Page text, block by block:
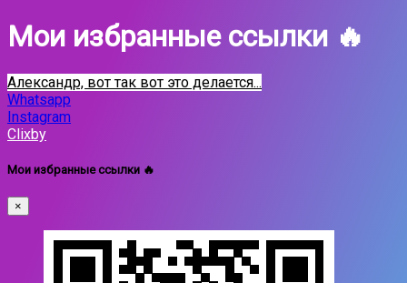
Мои избранные ссылки 🔥
Александр, вот так вот это делается...
Whatsapp
Instagram
Clixby
Мои избранные ссылки 🔥
×